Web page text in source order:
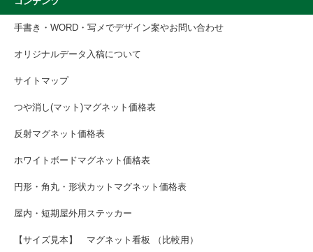
手書き・WORD・写メでデザイン案やお問い合わせ
オリジナルデータ入稿について
サイトマップ
つや消し(マット)マグネット価格表
反射マグネット価格表
ホワイトボードマグネット価格表
円形・角丸・形状カットマグネット価格表
屋内・短期屋外用ステッカー
【サイズ見本】 マグネット看板 （比較用）